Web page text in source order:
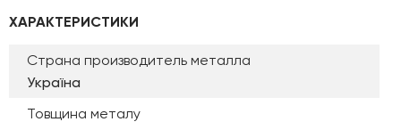
ХАРАКТЕРИСТИКИ
Страна производитель металла
Україна
Товщина металу